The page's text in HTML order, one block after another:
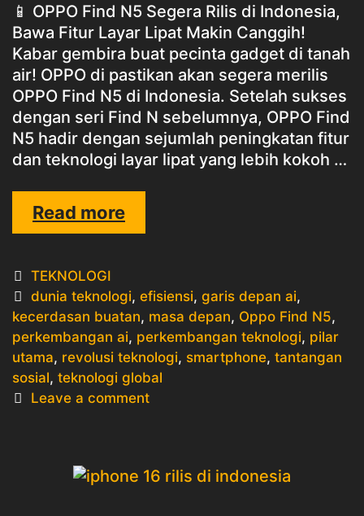
📱 OPPO Find N5 Segera Rilis di Indonesia,
Bawa Fitur Layar Lipat Makin Canggih!
Kabar gembira buat pecinta gadget di tanah
air! OPPO di pastikan akan segera merilis
OPPO Find N5 di Indonesia. Setelah sukses
dengan seri Find N sebelumnya, OPPO Find
N5 hadir dengan sejumlah peningkatan fitur
dan teknologi layar lipat yang lebih kokoh …
Read moreOPPO
FIND
Categories
TEKNOLOGI
Tags
dunia teknologi,efisiensi,garis depan ai,
kecerdasan buatan, masa depan, Oppo Find N5,
perkembangan ai, perkembangan teknologi, pilar
utama, revolusi teknologi, smartphone, tantangan
sosial, teknologi global
Leave a comment